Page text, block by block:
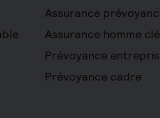
Assurance
Assurance homme clé
Prévoyance
Prévoyance cadre